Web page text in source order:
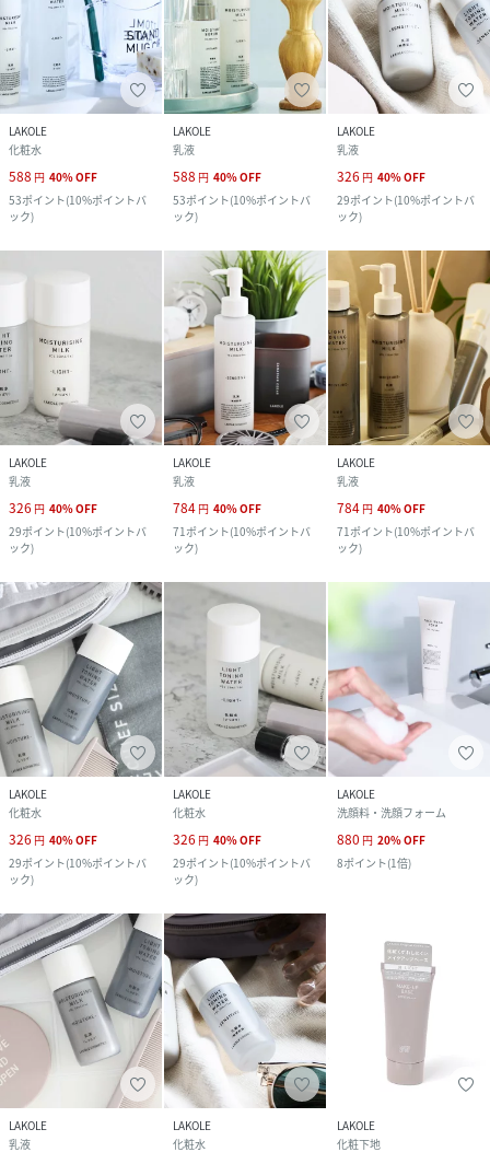
LAKOLE
化粧水
588 円 40%OFF
53ポイント(10%ポイントバ
ック)
LAKOLE
乳液
588 円 40%OFF
53ポイント(10%ポイントバ
ック)
LAKOLE
乳液
326 円 40%OFF
29ポイント(10%ポイントバ
ック)
LAKOLE
乳液
326 円 40%OFF
29ポイント(10%ポイントバ
ック)
LAKOLE
乳液
784 円 40%OFF
71ポイント(10%ポイントバ
ック)
LAKOLE
乳液
784 円 40%OFF
71ポイント(10%ポイントバ
ック)
LAKOLE
化粧水
326 円 40%OFF
29ポイント(10%ポイントバ
ック)
LAKOLE
化粧水
326 円 40%OFF
29ポイント(10%ポイントバ
ック)
LAKOLE
洗顔料・洗顔フォーム
880 円 20%OFF
8ポイント(1倍)
LAKOLE
乳液
LAKOLE
化粧水
LAKOLE
化粧下地